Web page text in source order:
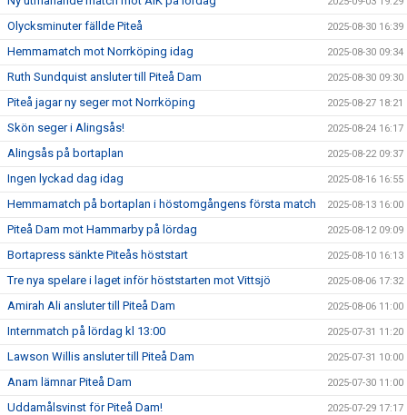
Olycksminuter fällde Piteå 2025-08-30 16:39
Hemmamatch mot Norrköping idag 2025-08-30 09:34
Ruth Sundquist ansluter till Piteå Dam 2025-08-30 09:30
Piteå jagar ny seger mot Norrköping 2025-08-27 18:21
Skön seger i Alingsås! 2025-08-24 16:17
Alingsås på bortaplan 2025-08-22 09:37
Ingen lyckad dag idag 2025-08-16 16:55
Hemmamatch på bortaplan i höstomgångens första match 2025-08-13 16:00
Piteå Dam mot Hammarby på lördag 2025-08-12 09:09
Bortapress sänkte Piteås höststart 2025-08-10 16:13
Tre nya spelare i laget inför höststarten mot Vittsjö 2025-08-06 17:32
Amirah Ali ansluter till Piteå Dam 2025-08-06 11:00
Internmatch på lördag kl 13:00 2025-07-31 11:20
Lawson Willis ansluter till Piteå Dam 2025-07-31 10:00
Anam lämnar Piteå Dam 2025-07-30 11:00
Uddamålsvinst för Piteå Dam! 2025-07-29 17:17